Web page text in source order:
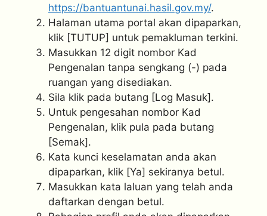
https://bantuantunai.hasil.gov.my/.
Halaman utama portal akan dipaparkan,
klik [TUTUP] untuk pemakluman terkini.
Masukkan 12 digit nombor Kad
Pengenalan tanpa sengkang (-) pada
ruangan yang disediakan.
Sila klik pada butang [Log Masuk].
Untuk pengesahan nombor Kad
Pengenalan, klik pula pada butang
[Semak].
Kata kunci keselamatan anda akan
dipaparkan, klik [Ya] sekiranya betul.
Masukkan kata laluan yang telah anda
daftarkan dengan betul.